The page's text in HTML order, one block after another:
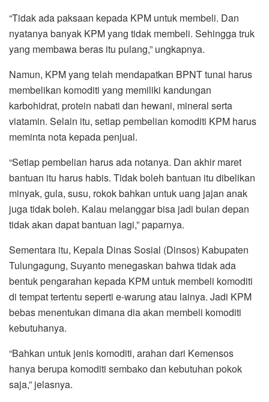
“Tidak ada paksaan kepada KPM untuk membeli. Dan
nyatanya banyak KPM yang tidak membeli. Sehingga truk
yang membawa beras itu pulang,” ungkapnya.
Namun, KPM yang telah mendapatkan BPNT tunai harus
membelikan komoditi yang memiliki kandungan
karbohidrat, protein nabati dan hewani, mineral serta
viatamin. Selain itu, setiap pembelian komoditi KPM harus
meminta nota kepada penjual.
“Setiap pembelian harus ada notanya. Dan akhir maret
bantuan itu harus habis. Tidak boleh bantuan itu dibelikan
minyak, gula, susu, rokok bahkan untuk uang jajan anak
juga tidak boleh. Kalau melanggar bisa jadi bulan depan
tidak akan dapat bantuan lagi,” paparnya.
Sementara itu, Kepala Dinas Sosial (Dinsos) Kabupaten
Tulungagung, Suyanto menegaskan bahwa tidak ada
bentuk pengarahan kepada KPM untuk membeli komoditi
di tempat tertentu seperti e-warung atau lainya. Jadi KPM
bebas menentukan dimana dia akan membeli komoditi
kebutuhanya.
“Bahkan untuk jenis komoditi, arahan dari Kemensos
hanya berupa komoditi sembako dan kebutuhan pokok
saja,” jelasnya.